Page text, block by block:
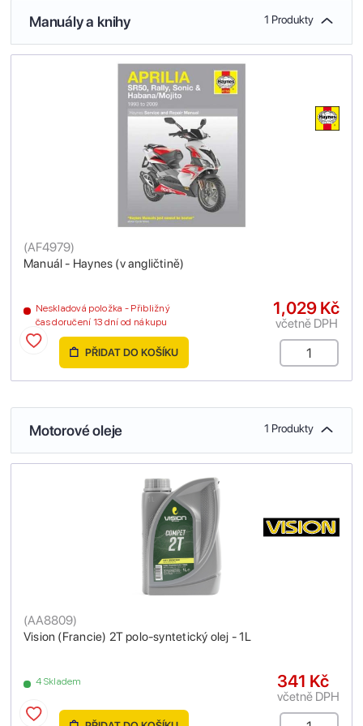
Manuály a knihy 1 Produkty
Manuál - Haynes (v angličtině)
(AF4979)
Neskladová položka - Přibližný
čas doručení 13 dní od nákupu
1,029 Kč
včetně DPH
PŘIDAT DO KOŠÍKU
Motorové oleje 1 Produkty
Vision (Francie) 2T polo-syntetický olej - 1L
(AA8809)
4 Skladem 341 Kč
včetně DPH